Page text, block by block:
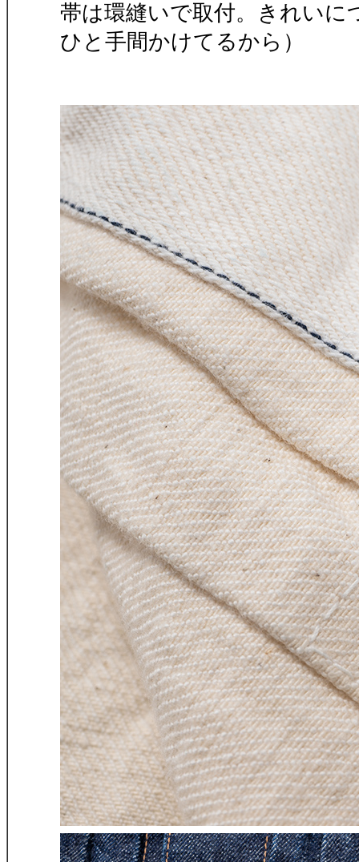
帯は環縫いで取付。きれい
ひと手間かけてるから）